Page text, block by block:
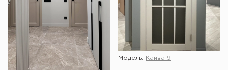
Модель: Канва 9